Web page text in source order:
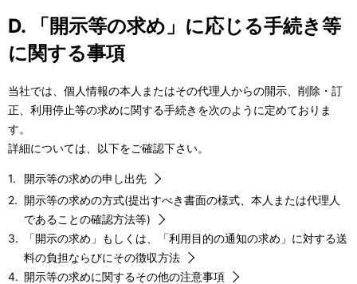
D. 「開示等の求め」に応じる手続き等
に関する事項
当社では、個人情報の本人またはその代理人からの開示、削除・訂
正、利用停止等の求めに関する手続きを次のように定めておりま
す。
詳細については、以下をご確認下さい。
開示等の求めの申し出先
開示等の求めの方式(提出すべき書面の様式、本人または代理人
であることの確認方法等)
「開示の求め」もしくは、「利用目的の通知の求め」に対する送
料の負担ならびにその徴収方法
開示等の求めに関するその他の注意事項